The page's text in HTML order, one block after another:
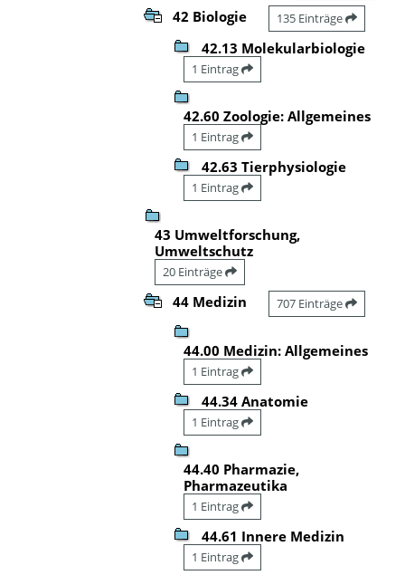
42 Biologie 135 Einträge
42.13 Molekularbiologie
1 Eintrag
42.60 Zoologie: Allgemeines
1 Eintrag
42.63 Tierphysiologie
1 Eintrag
43 Umweltforschung,
Umweltschutz
20 Einträge
44 Medizin 707 Einträge
44.00 Medizin: Allgemeines
1 Eintrag
44.34 Anatomie
1 Eintrag
44.40 Pharmazie,
Pharmazeutika
1 Eintrag
44.61 Innere Medizin
1 Eintrag